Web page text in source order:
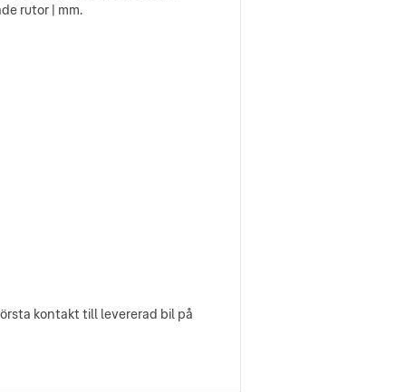
rutor | mm.
kontakt till levererad bil på